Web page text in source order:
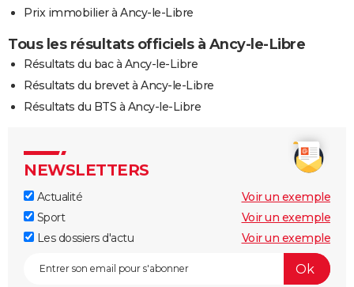
Prix immobilier à Ancy-le-Libre
Tous les résultats officiels à Ancy-le-Libre
Résultats du bac à Ancy-le-Libre
Résultats du brevet à Ancy-le-Libre
Résultats du BTS à Ancy-le-Libre
NEWSLETTERS
Actualité
Voir un exemple
Sport
Voir un exemple
Les dossiers d'actu
Voir un exemple